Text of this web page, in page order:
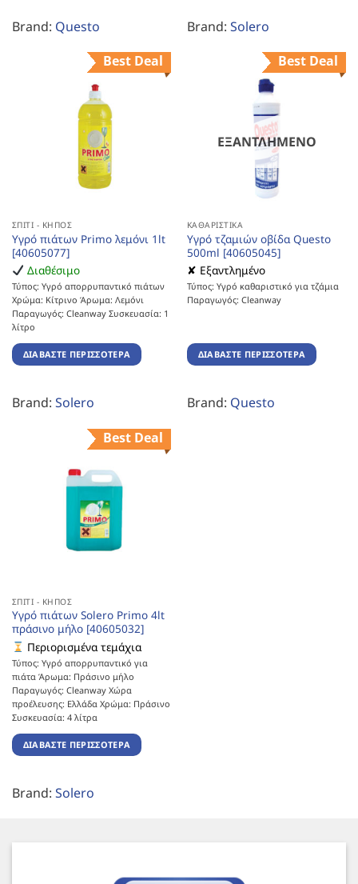
Brand: Questo Brand: Solero
Best Deal
ΣΠΊΤΙ - ΚΉΠΟΣ
Υγρό πιάτων Primo λεμόνι 1lt
[40605077]
Διαθέσιμο
Τύπος: Υγρό απορρυπαντικό πιάτων
Χρώμα: Κίτρινο Άρωμα: Λεμόνι
Παραγωγός: Cleanway Συσκευασία: 1
λίτρο
ΔΙΑΒΆΣΤΕ ΠΕΡΙΣΣΌΤΕΡΑ
Brand: Solero
Best Deal
ΕΞΑΝΤΛΗΜΈΝΟ
ΚΑΘΑΡΙΣΤΙΚΆ
Υγρό τζαμιών οβίδα Questo
500ml [40605045]
✘ Εξαντλημένο
Τύπος: Υγρό καθαριστικό για τζάμια
Παραγωγός: Cleanway
ΔΙΑΒΆΣΤΕ ΠΕΡΙΣΣΌΤΕΡΑ
Brand: Questo
Best Deal
ΣΠΊΤΙ - ΚΉΠΟΣ
Υγρό πιάτων Solero Primo 4lt
πράσινο μήλο [40605032]
Περιορισμένα τεμάχια
Τύπος: Υγρό απορρυπαντικό για
πιάτα Άρωμα: Πράσινο μήλο
Παραγωγός: Cleanway Χώρα
προέλευσης: Ελλάδα Χρώμα: Πράσινο
Συσκευασία: 4 λίτρα
ΔΙΑΒΆΣΤΕ ΠΕΡΙΣΣΌΤΕΡΑ
Brand: Solero